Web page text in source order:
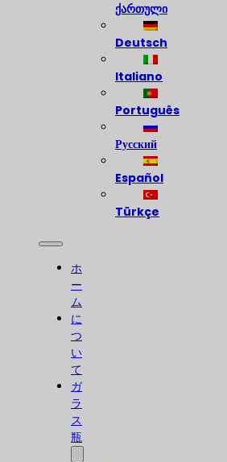
ქართული
Deutsch
Italiano
Português
Русский
Español
Türkçe
ホ
ー
ム
に
つ
い
て
ガ
ラ
ス
瓶